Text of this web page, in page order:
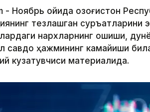
- Ноябрь ойида Қозоғистон
тезлашган суръатларини
нархларнинг ошиши,
савдо ҳажмининг камайиши
кузатувчиси материалида.